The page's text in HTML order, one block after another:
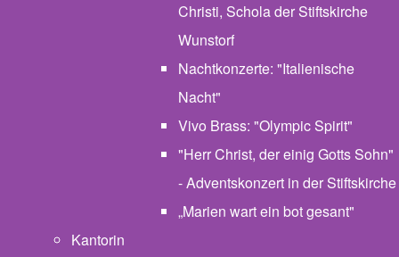
Christi, Schola der Stiftskirche
Wunstorf
Nachtkonzerte: "Italienische
Nacht"
Vivo Brass: "Olympic Spirit"
"Herr Christ, der einig Gotts Sohn"
- Adventskonzert in der Stiftskirche
„Marien wart ein bot gesant"
Kantorin